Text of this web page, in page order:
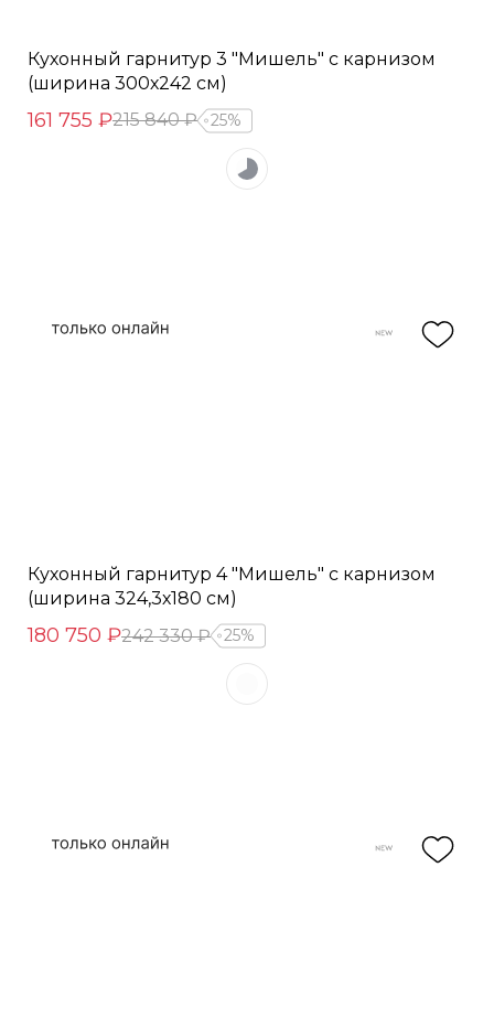
Кухонный гарнитур 3 "Мишель" с карнизом
(ширина 300х242 см)
161 755 ₽215 840 ₽ 25%
Кухонный гарнитур 4 "Мишель" с карнизом
(ширина 324,3х180 см)
180 750 ₽242 330 ₽ 25%